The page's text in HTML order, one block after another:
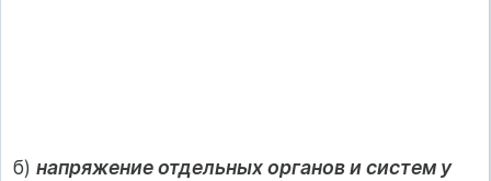
б) напряжение отдельных органов и систем у